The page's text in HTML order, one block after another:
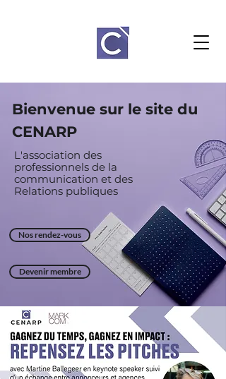
Bienvenue sur le site du
CENARP
L'association des
professionnels de la
communication et des
Relations publiques
Nos rendez-vous
Devenir membre